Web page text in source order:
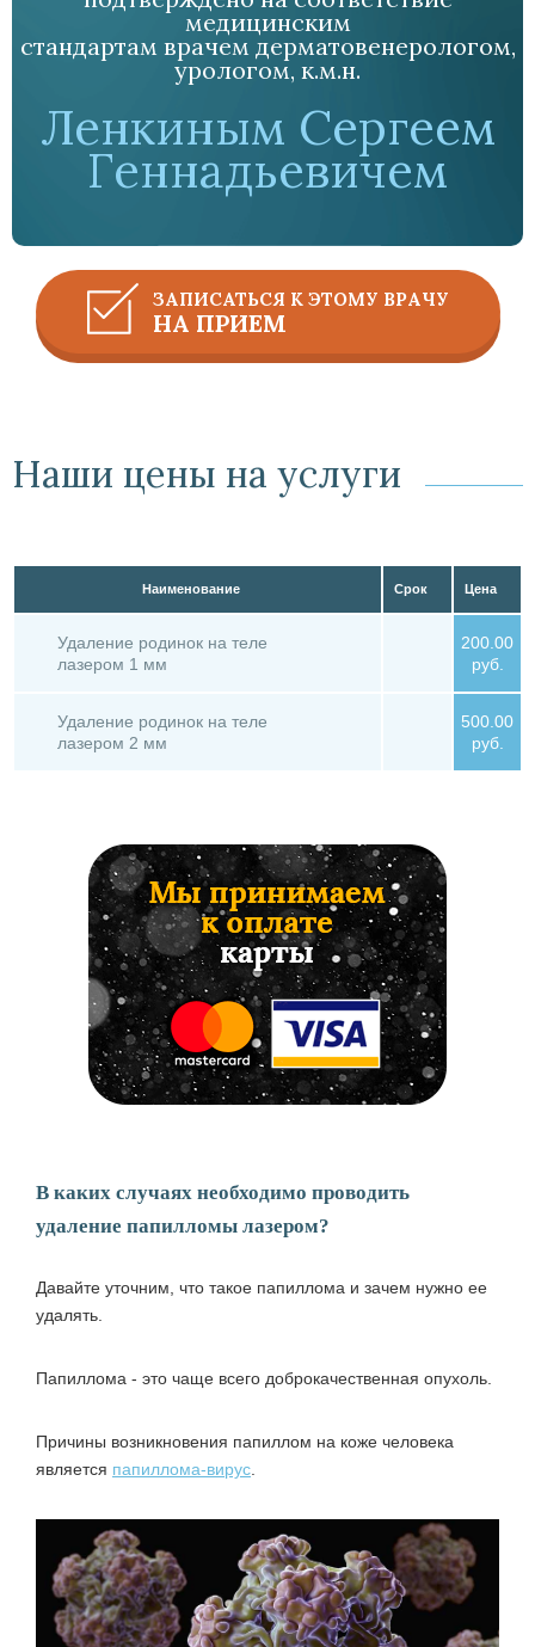
медицинским
стандартам врачем дерматовенерологом,
урологом, к.м.н.
Ленкиным Сергеем
Геннадьевичем
ЗАПИСАТЬСЯ К ЭТОМУ ВРАЧУ
НА ПРИЕМ
Наши цены на услуги
Наименование Срок Цена
Удаление родинок на теле
лазером 1 мм
200.00
руб.
Удаление родинок на теле
лазером 2 мм
500.00
руб.
В каких случаях необходимо проводить
удаление папилломы лазером?
Давайте уточним, что такое папиллома и зачем нужно ее
удалять.
Папиллома - это чаще всего доброкачественная опухоль.
Причины возникновения папиллом на коже человека
является папиллома-вирус